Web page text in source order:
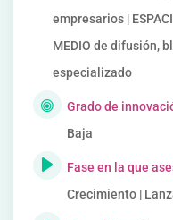
empresarios |
MEDIO de difusión,
especializado
Grado de
Baja
Fase en la que
Crecimiento |